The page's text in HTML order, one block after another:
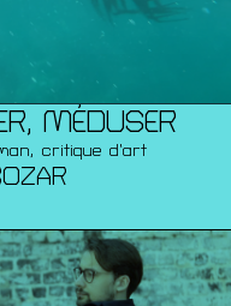
MÉDUSER
critique d’art